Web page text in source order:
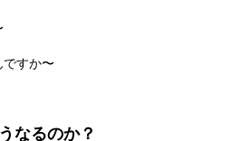
すか〜
なるのか？